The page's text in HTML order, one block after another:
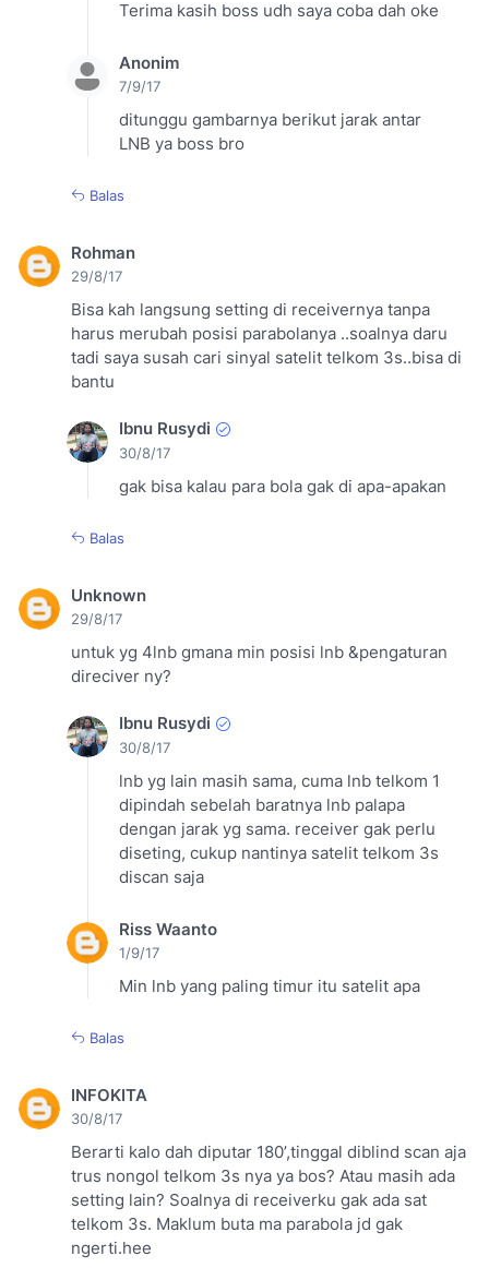
Terima kasih boss udh saya coba dah oke
Anonim
7/9/17
ditunggu gambarnya berikut jarak antar
LNB ya boss bro
Balas
Rohman
29/8/17
Bisa kah langsung setting di receivernya tanpa
harus merubah posisi parabolanya ..soalnya daru
tadi saya susah cari sinyal satelit telkom 3s..bisa di
bantu
Ibnu Rusydi
30/8/17
gak bisa kalau para bola gak di apa-apakan
Balas
Unknown
29/8/17
untuk yg 4lnb gmana min posisi lnb &pengaturan
direciver ny?
Ibnu Rusydi
30/8/17
lnb yg lain masih sama, cuma lnb telkom 1
dipindah sebelah baratnya lnb palapa
dengan jarak yg sama. receiver gak perlu
diseting, cukup nantinya satelit telkom 3s
discan saja
Riss Waanto
1/9/17
Min lnb yang paling timur itu satelit apa
Balas
INFOKITA
30/8/17
Berarti kalo dah diputar 180’,tinggal diblind scan aja
trus nongol telkom 3s nya ya bos? Atau masih ada
setting lain? Soalnya di receiverku gak ada sat
telkom 3s. Maklum buta ma parabola jd gak
ngerti.hee